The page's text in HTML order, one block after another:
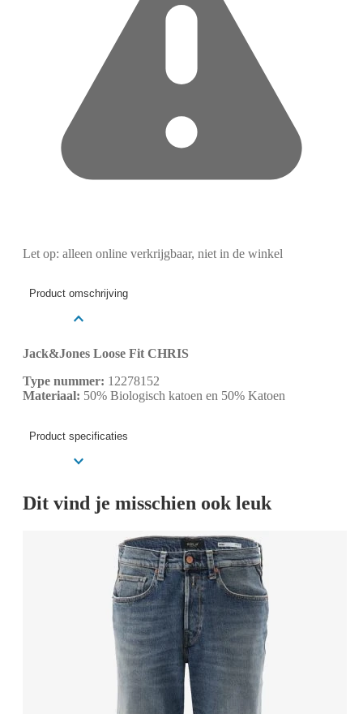
Let op: alleen online verkrijgbaar, niet in de winkel
Product omschrijving
Jack&Jones Loose Fit CHRIS
Type nummer: 12278152
Materiaal: 50% Biologisch katoen en 50% Katoen
Product specificaties
Dit vind je misschien ook leuk